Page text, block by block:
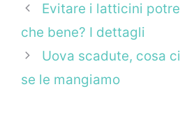
Evitare i latticini
che bene? I dettagli
Uova scadute, cosa
se le mangiamo